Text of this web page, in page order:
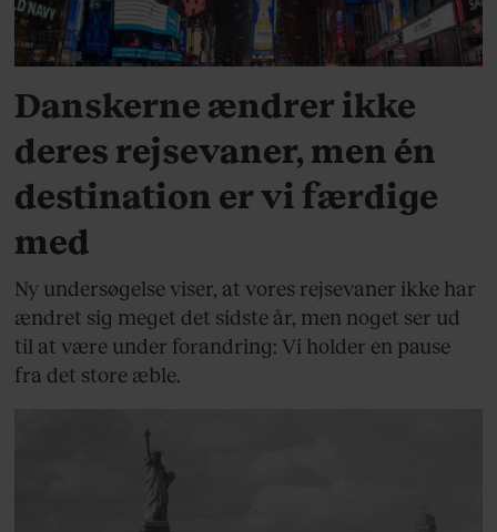
KULTUR
Danskerne ændrer ikke
deres rejsevaner, men én
destination er vi færdige
med
Ny undersøgelse viser, at vores rejsevaner ikke har
ændret sig meget det sidste år, men noget ser ud
til at være under forandring: Vi holder en pause
fra det store æble.